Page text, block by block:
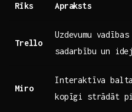
Rīks Apraksts
Trello
Uzdevumu
sadarbību⁣ un
Miro
Interaktīva
kopīgi strādāt